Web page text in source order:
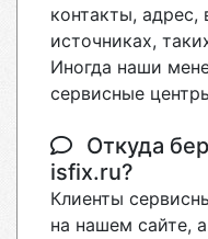
контакты,
источниках,
Иногда наши
сервисные
Откуда
isfix.ru?
Клиенты
на нашем сайте,